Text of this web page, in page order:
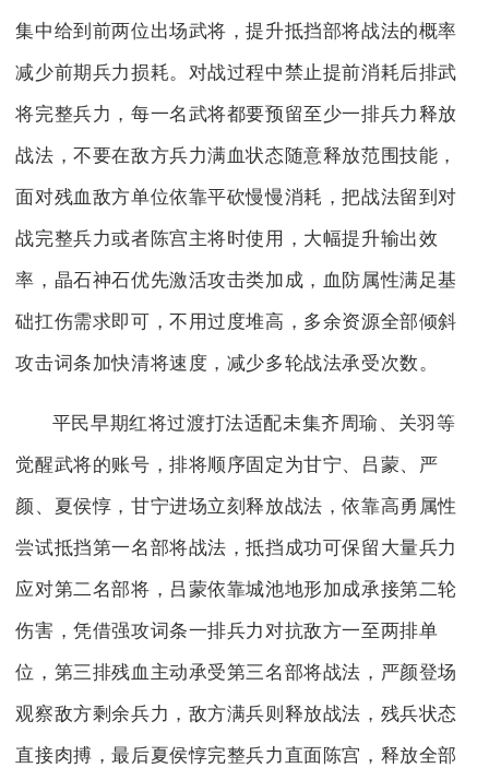
集中给到前两位出场武将，提升抵挡部将战法的概率
减少前期兵力损耗。对战过程中禁止提前消耗后排武
将完整兵力，每一名武将都要预留至少一排兵力释放
战法，不要在敌方兵力满血状态随意释放范围技能，
面对残血敌方单位依靠平砍慢慢消耗，把战法留到对
战完整兵力或者陈宫主将时使用，大幅提升输出效
率，晶石神石优先激活攻击类加成，血防属性满足基
础扛伤需求即可，不用过度堆高，多余资源全部倾斜
攻击词条加快清将速度，减少多轮战法承受次数。
平民早期红将过渡打法适配未集齐周瑜、关羽等
觉醒武将的账号，排将顺序固定为甘宁、吕蒙、严
颜、夏侯惇，甘宁进场立刻释放战法，依靠高勇属性
尝试抵挡第一名部将战法，抵挡成功可保留大量兵力
应对第二名部将，吕蒙依靠城池地形加成承接第二轮
伤害，凭借强攻词条一排兵力对抗敌方一至两排单
位，第三排残血主动承受第三名部将战法，严颜登场
观察敌方剩余兵力，敌方满兵则释放战法，残兵状态
直接肉搏，最后夏侯惇完整兵力直面陈宫，释放全部